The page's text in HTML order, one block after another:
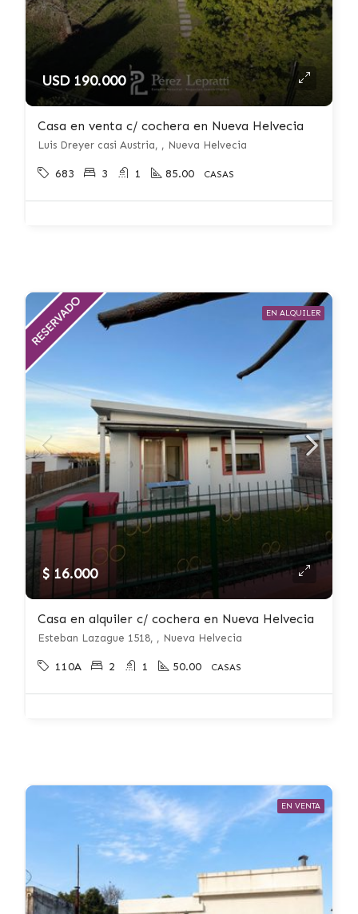
USD 190.000
Casa en venta c/ cochera en Nueva Helvecia
Luis Dreyer casi Austria, , Nueva Helvecia
683 3 1 85.00 CASAS
EN ALQUILER
$ 16.000
Casa en alquiler c/ cochera en Nueva Helvecia
Esteban Lazague 1518, , Nueva Helvecia
110A 2 1 50.00 CASAS
EN VENTA